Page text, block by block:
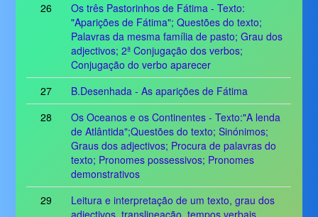
26
Os três Pastorinhos de Fátima - Texto:
"Aparições de Fátima"; Questões do texto;
Palavras da mesma família de pasto; Grau dos
adjectivos; 2ª Conjugação dos verbos;
Conjugação do verbo aparecer
27
B.Desenhada - As aparições de Fátima
28
Os Oceanos e os Continentes - Texto:"A lenda
de Atlântida";Questões do texto; Sinónimos;
Graus dos adjectivos; Procura de palavras do
texto; Pronomes possessivos; Pronomes
demonstrativos
29
Leitura e interpretação de um texto, grau dos
adjectivos, translineação, tempos verbais,